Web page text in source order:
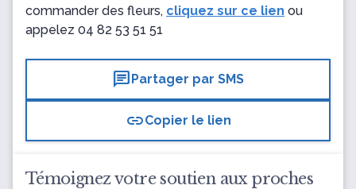
commander des fleurs, cliquez sur ce lien ou
appelez 04 82 53 51 51
chatPartager par SMS
linkCopier le lien
Témoignez votre soutien aux proches